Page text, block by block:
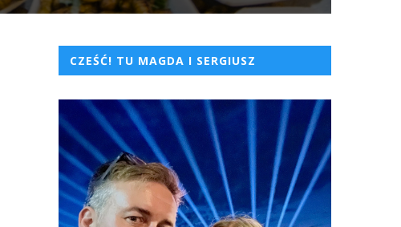
CZEŚĆ! TU MAGDA I SERGIUSZ